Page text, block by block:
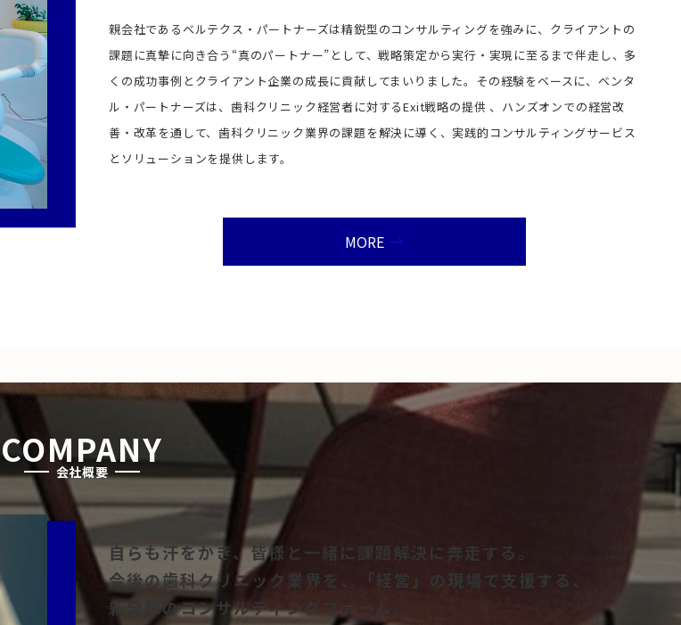
親会社であるベルテクス・パートナーズは精鋭型のコンサルティングを強みに、クライアントの
課題に真摯に向き合う“真のパートナー”として、戦略策定から実行・実現に至るまで伴走し、多
くの成功事例とクライアント企業の成長に貢献してまいりました。その経験をベースに、ベンタ
ル・パートナーズは、歯科クリニック経営者に対するExit戦略の提供 、ハンズオンでの経営改
善・改革を通して、歯科クリニック業界の課題を解決に導く、実践的コンサルティングサービス
とソリューションを提供します。
MORE
COMPANY
会社概要
自らも汗をかき、皆様と一緒に課題解決に奔走する。
今後の歯科クリニック業界を、「経営」の現場で支援する、
新発想のコンサルティングファーム。